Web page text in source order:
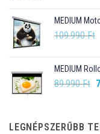
MEDIUM
109.990Ft
MEDIUM
89.990Ft
LEGNÉPSZERŰBB